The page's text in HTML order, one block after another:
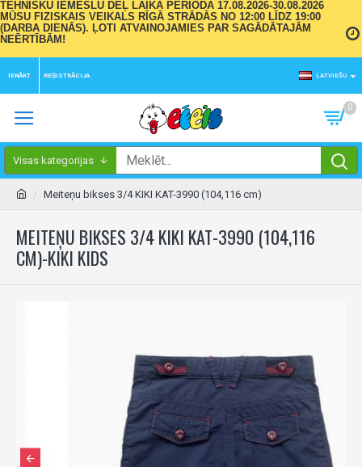
TEHNISKU IEMESLU DĒĻ LAIKA PERIODĀ 17.08.2026-30.08.2026
MŪSU FIZISKAIS VEIKALS RĪGĀ STRĀDĀS NO 12:00 LĪDZ 19:00
(DARBA DIENĀS). ĻOTI ATVAINOJAMIES PAR SAGĀDĀTAJĀM
NEĒRTĪBĀM!
IENĀKT REĢISTRĀCIJA LATVIEŠU
0
Visas kategorijas
Meiteņu bikses 3/4 KIKI KAT-3990 (104,116 cm)
MEITEŅU BIKSES 3/4 KIKI KAT-3990 (104,116
CM)-KIKI KIDS